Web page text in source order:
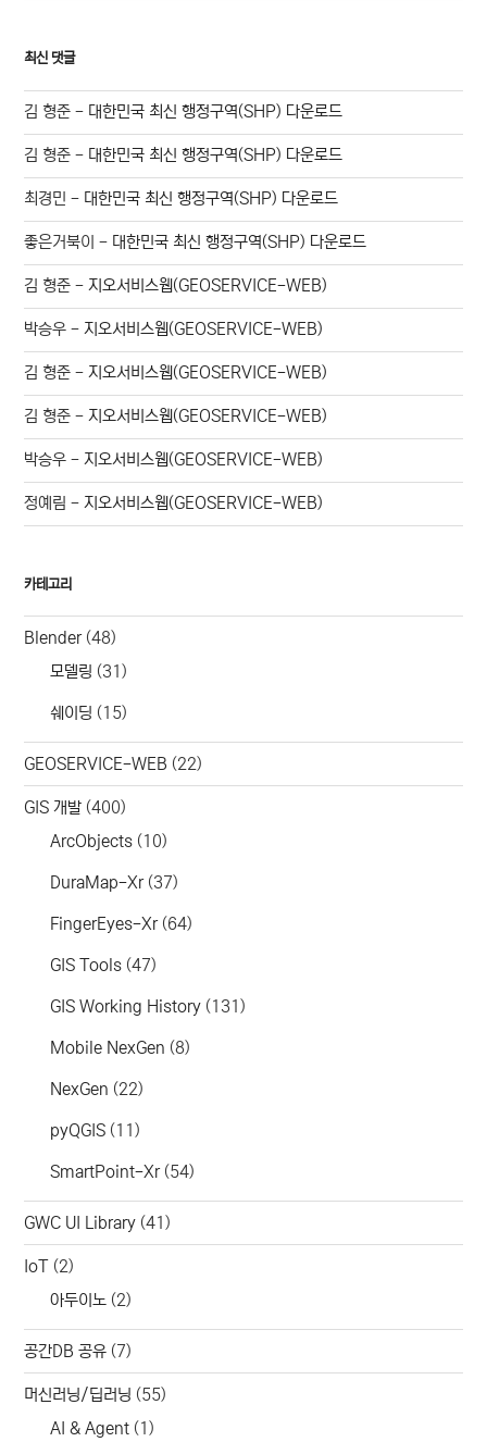
최신 댓글
김 형준 - 대한민국 최신 행정구역(SHP) 다운로드
김 형준 - 대한민국 최신 행정구역(SHP) 다운로드
최경민 - 대한민국 최신 행정구역(SHP) 다운로드
좋은거북이 - 대한민국 최신 행정구역(SHP) 다운로드
김 형준 -지오서비스웹(GEOSERVICE-WEB)
박승우 -지오서비스웹(GEOSERVICE-WEB)
김 형준 -지오서비스웹(GEOSERVICE-WEB)
김 형준 -지오서비스웹(GEOSERVICE-WEB)
박승우 -지오서비스웹(GEOSERVICE-WEB)
정예림 -지오서비스웹(GEOSERVICE-WEB)
카테고리
Blender(48)
모델링 (31)
쉐이딩 (15)
GEOSERVICE-WEB (22)
GIS 개발 (400)
ArcObjects (10)
DuraMap-Xr(37)
FingerEyes-Xr(64)
GIS Tools (47)
GIS Working History (131)
Mobile NexGen (8)
NexGen (22)
pyQGIS (11)
SmartPoint-Xr(54)
GWC UI Library (41)
IoT (2)
아두이노 (2)
공간DB 공유 (7)
머신러닝/딥러닝 (55)
AI & Agent (1)